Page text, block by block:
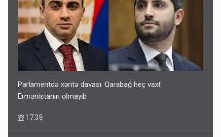
Parlamentdə xəritə davası: Qarabağ heç vaxt
Ermənistanın olmayıb
17:38